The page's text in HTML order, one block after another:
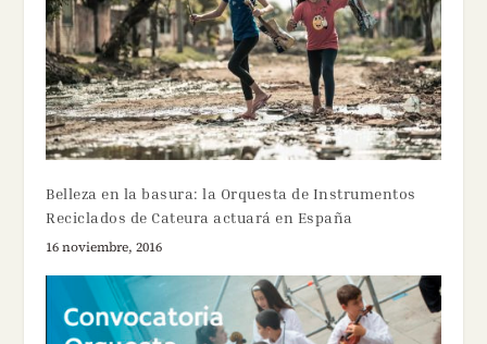
Belleza en la basura: la Orquesta de Instrumentos
Reciclados de Cateura actuará en España
16 noviembre, 2016